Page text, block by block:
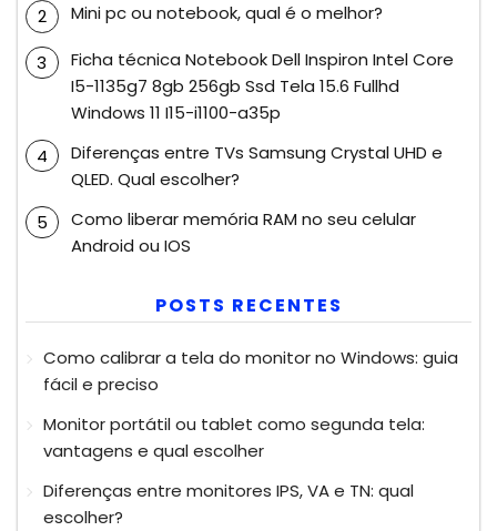
Mini pc ou notebook, qual é o melhor?
Ficha técnica Notebook Dell Inspiron Intel Core
I5-1135g7 8gb 256gb Ssd Tela 15.6 Fullhd
Windows 11 I15-i1100-a35p
Diferenças entre TVs Samsung Crystal UHD e
QLED. Qual escolher?
Como liberar memória RAM no seu celular
Android ou IOS
POSTS RECENTES
Como calibrar a tela do monitor no Windows: guia
fácil e preciso
Monitor portátil ou tablet como segunda tela:
vantagens e qual escolher
Diferenças entre monitores IPS, VA e TN: qual
escolher?